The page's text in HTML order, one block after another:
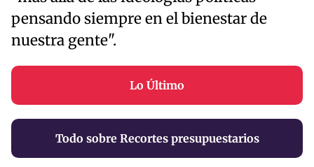
pensando siempre en el bienestar de
nuestra gente".
Lo Último
Todo sobre Recortes presupuestarios